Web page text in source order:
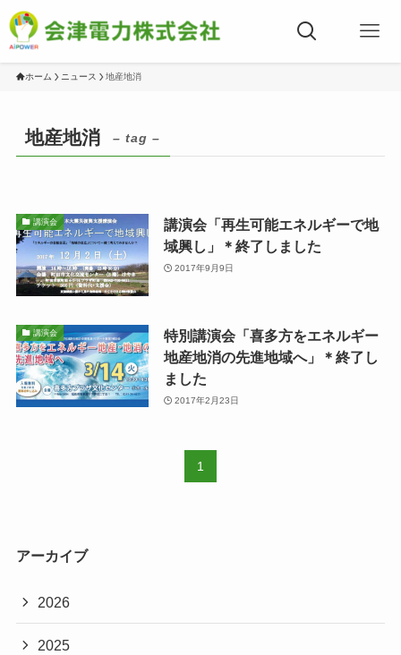
ホーム ニュース 地産地消
地産地消 – tag –
講演会
講演会「再生可能エネルギーで地
域興し」＊終了しました
2017年9月9日
講演会
特別講演会「喜多方をエネルギー
地産地消の先進地域へ」＊終了し
ました
2017年2月23日
1
アーカイブ
2026
2025